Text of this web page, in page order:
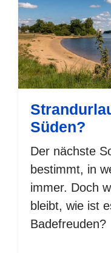
Süden?
Der nächste
bestimmt, in
immer. Doch
bleibt, wie ist
Badefreuden?